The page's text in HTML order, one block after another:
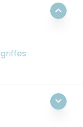
expand_less
expand_more